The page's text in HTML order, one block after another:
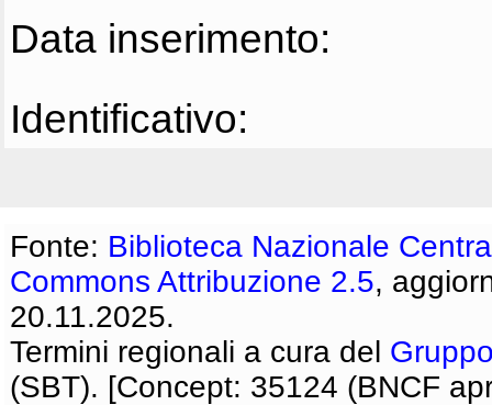
Data inserimento:
Identificativo:
Fonte: Biblioteca Nazionale
Commons Attribuzione 2.5,
20.11.2025.
Termini regionali a cura del
(SBT). [Concept: 35124 (BNCF